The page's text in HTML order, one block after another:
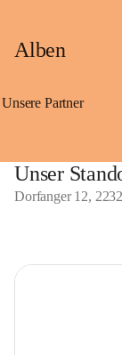
Alben
Unsere Partner
Unser
Dorfanger 12,